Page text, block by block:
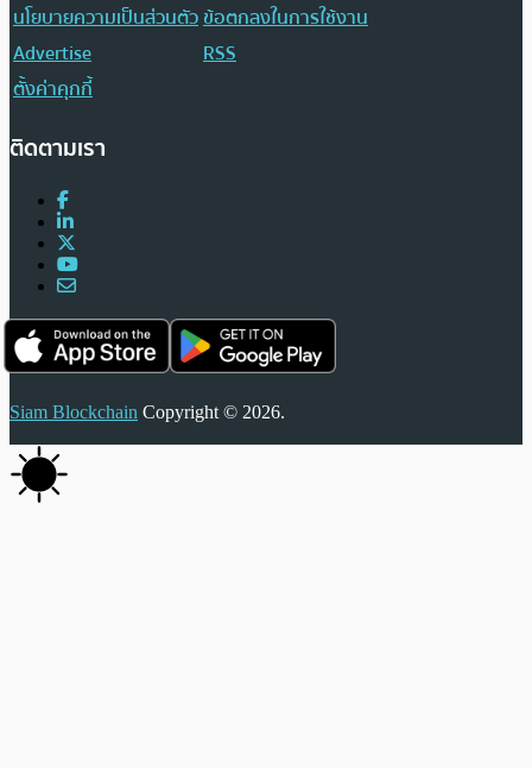
นโยบายความเป็นส่วนตัวข้อตกลงในการใช้งาน
Advertise
RSS
ตั้งค่าคุกกี้
ติดตามเรา
Siam Blockchain Copyright © 2026.